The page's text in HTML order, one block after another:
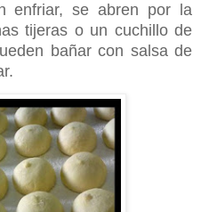
enfriar, se abren por la
tijeras o un cuchillo de
bañar con salsa de